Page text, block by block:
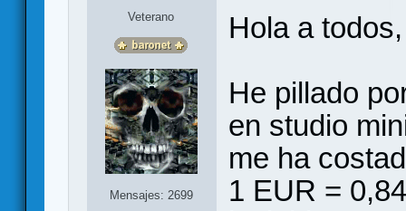
Veterano
Mensajes: 2699
Hola a todos,
He pillado
en studio
me ha
1 EUR =